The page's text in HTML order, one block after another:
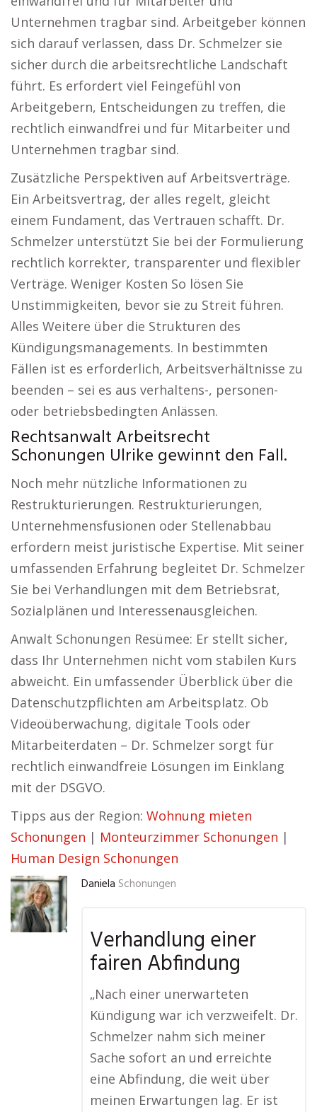
Unternehmen tragbar sind. Arbeitgeber können
sich darauf verlassen, dass Dr. Schmelzer sie
sicher durch die arbeitsrechtliche Landschaft
führt. Es erfordert viel Feingefühl von
Arbeitgebern, Entscheidungen zu treffen, die
rechtlich einwandfrei und für Mitarbeiter und
Unternehmen tragbar sind.
Zusätzliche Perspektiven auf Arbeitsverträge.
Ein Arbeitsvertrag, der alles regelt, gleicht
einem Fundament, das Vertrauen schafft. Dr.
Schmelzer unterstützt Sie bei der Formulierung
rechtlich korrekter, transparenter und flexibler
Verträge. Weniger Kosten So lösen Sie
Unstimmigkeiten, bevor sie zu Streit führen.
Alles Weitere über die Strukturen des
Kündigungsmanagements. In bestimmten
Fällen ist es erforderlich, Arbeitsverhältnisse zu
beenden – sei es aus verhaltens-, personen-
oder betriebsbedingten Anlässen.
Rechtsanwalt Arbeitsrecht
Schonungen Ulrike gewinnt den Fall.
Noch mehr nützliche Informationen zu
Restrukturierungen. Restrukturierungen,
Unternehmensfusionen oder Stellenabbau
erfordern meist juristische Expertise. Mit seiner
umfassenden Erfahrung begleitet Dr. Schmelzer
Sie bei Verhandlungen mit dem Betriebsrat,
Sozialplänen und Interessenausgleichen.
Anwalt Schonungen Resümee: Er stellt sicher,
dass Ihr Unternehmen nicht vom stabilen Kurs
abweicht. Ein umfassender Überblick über die
Datenschutzpflichten am Arbeitsplatz. Ob
Videoüberwachung, digitale Tools oder
Mitarbeiterdaten – Dr. Schmelzer sorgt für
rechtlich einwandfreie Lösungen im Einklang
mit der DSGVO.
Tipps aus der Region: Wohnung mieten
Schonungen | Monteurzimmer Schonungen |
Human Design Schonungen
Daniela Schonungen
Verhandlung einer
fairen Abfindung
„Nach einer unerwarteten
Kündigung war ich verzweifelt. Dr.
Schmelzer nahm sich meiner
Sache sofort an und erreichte
eine Abfindung, die weit über
meinen Erwartungen lag. Er ist